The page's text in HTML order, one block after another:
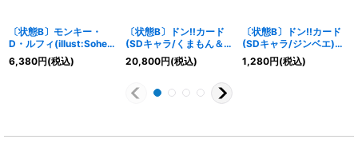
〔状態B〕モンキー・
D・ルフィ(illust:Sohei
Koji)【P】{P-075}
6,380円(税込)
〔状態B〕ドン!!カード
(SDキャラ/くまもん＆
ルフィ)【-】{-}
20,800円(税込)
〔状態B〕ドン!!カード
(SDキャラ/ジンベエ)
【-】{-}
1,280円(税込)